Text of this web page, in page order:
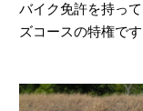
バイク免許を持っ
ズコースの特権です